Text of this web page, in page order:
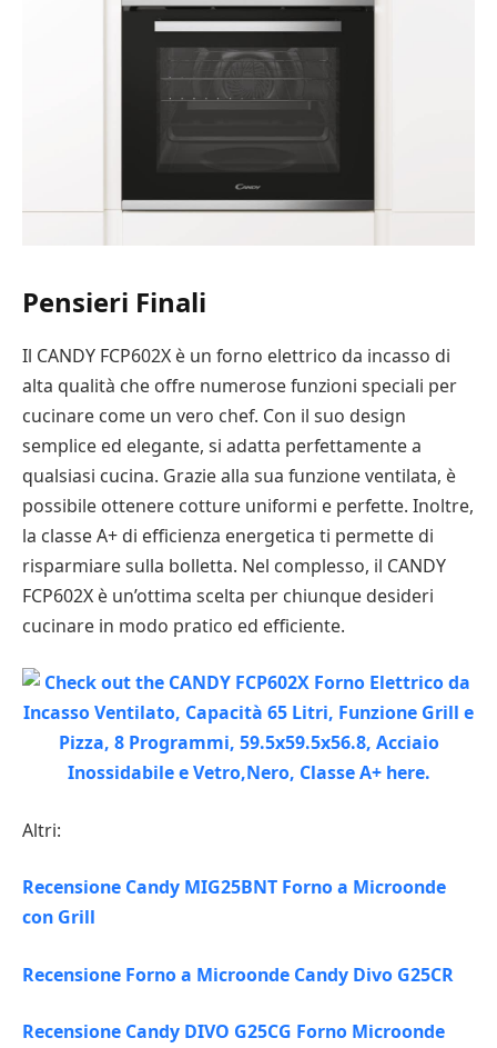
Pensieri Finali
Il CANDY FCP602X è un forno elettrico da incasso di
alta qualità che offre numerose funzioni speciali per
cucinare come un vero chef. Con il suo design
semplice ed elegante, si adatta perfettamente a
qualsiasi cucina. Grazie alla sua funzione ventilata, è
possibile ottenere cotture uniformi e perfette. Inoltre,
la classe A+ di efficienza energetica ti permette di
risparmiare sulla bolletta. Nel complesso, il CANDY
FCP602X è un’ottima scelta per chiunque desideri
cucinare in modo pratico ed efficiente.
Altri:
Recensione Candy MIG25BNT Forno a Microonde
con Grill
Recensione Forno a Microonde Candy Divo G25CR
Recensione Candy DIVO G25CG Forno Microonde